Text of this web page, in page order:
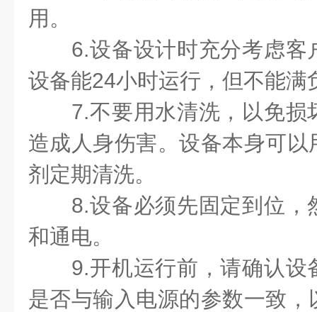
用。
6.设备设计时充分考虑客
设备能24小时运行，但不能满
7.不要用水清洗，以免损
造成人身伤害。设备本身可
剂定期清洗。
8.设备必须先固定到位，
和通电。
9.开机运行前，请确认设
是否与输入电源的参数一致